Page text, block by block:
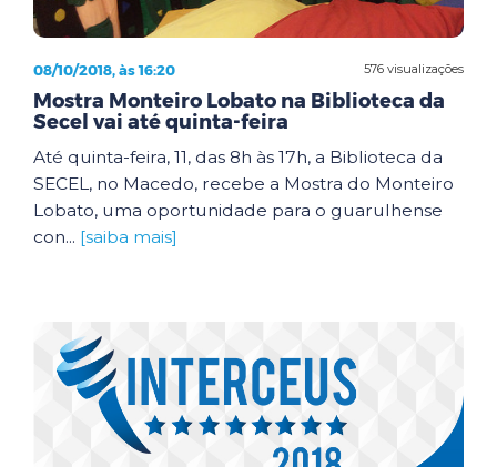
576 visualizações
08/10/2018, às 16:20
Mostra Monteiro Lobato na Biblioteca da
Secel vai até quinta-feira
Até quinta-feira, 11, das 8h às 17h, a Biblioteca da
SECEL, no Macedo, recebe a Mostra do Monteiro
Lobato, uma oportunidade para o guarulhense
con... [saiba mais]